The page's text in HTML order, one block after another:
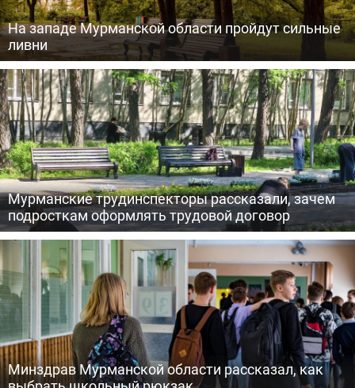
На западе Мурманской области пройдут сильные
ливни
Мурманские трудинспекторы рассказали, зачем
подросткам оформлять трудовой договор
Минздрав Мурманской области рассказал, как